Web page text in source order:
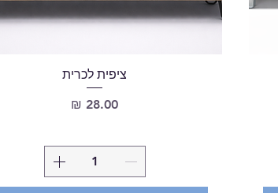
ציפית לכרית
מחיר